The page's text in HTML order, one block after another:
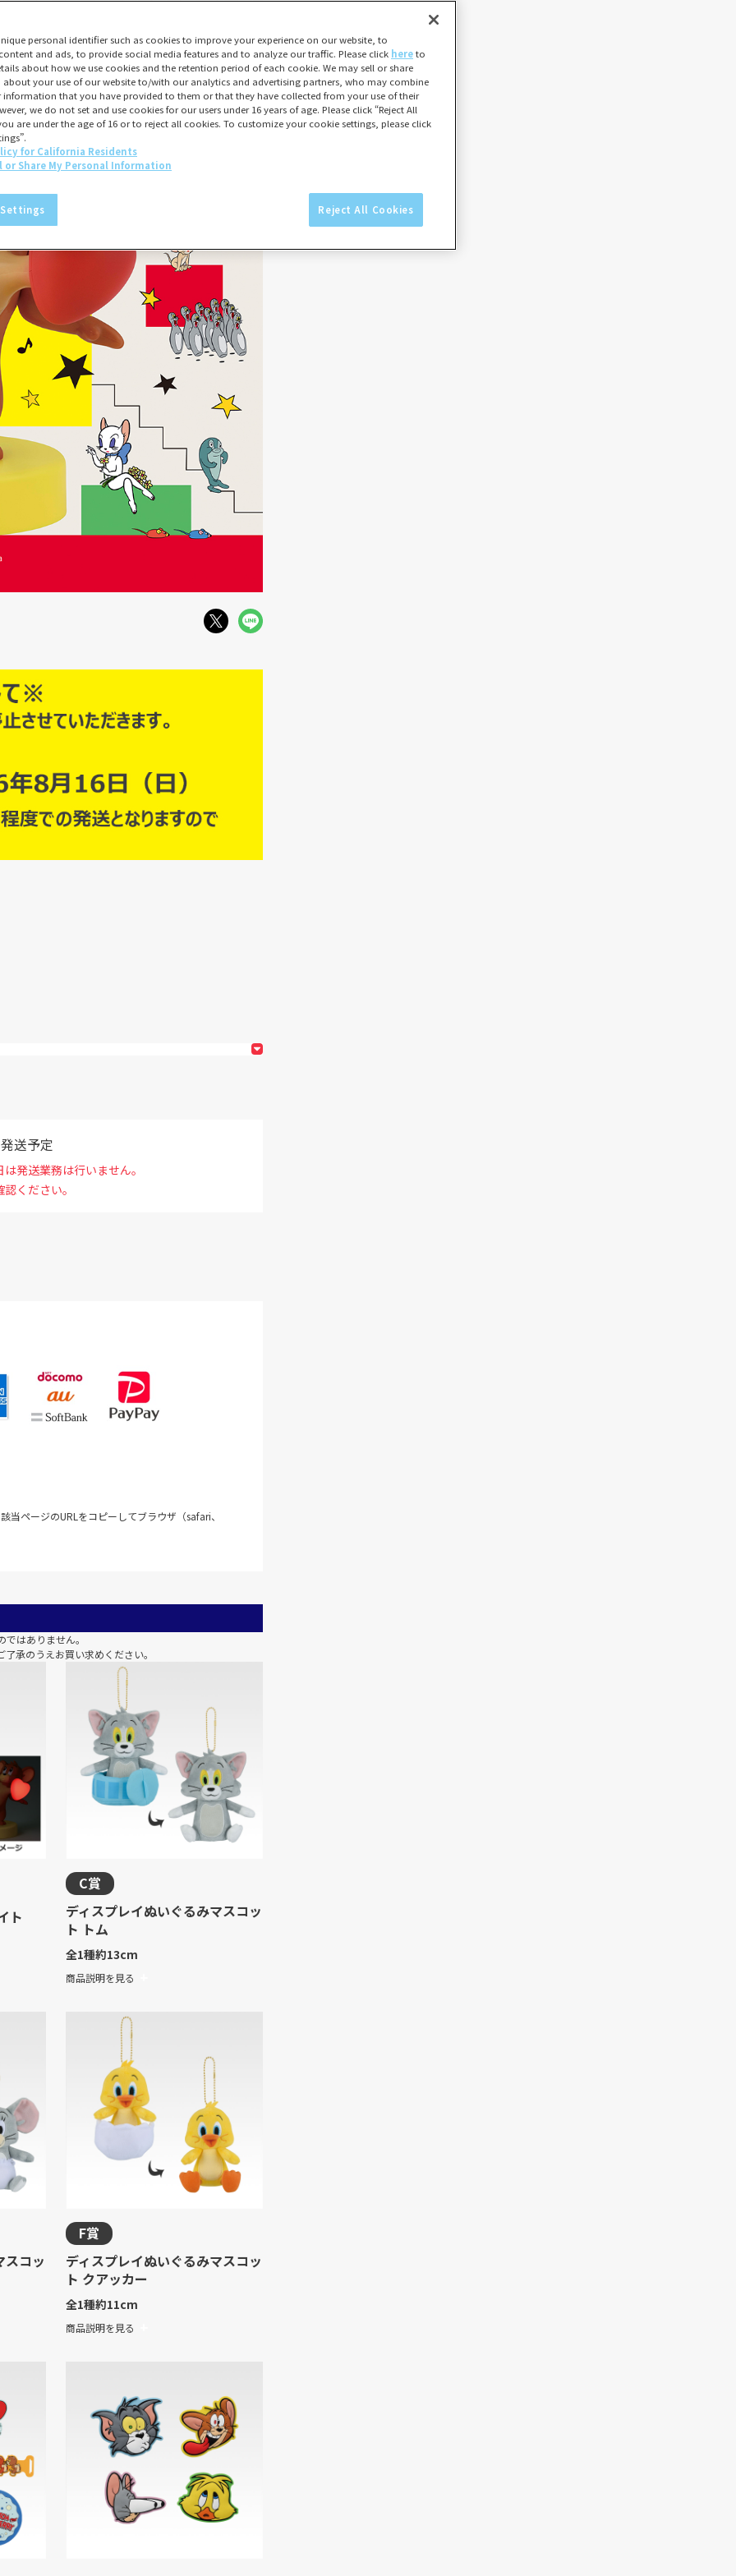
送予定
発送業務は行いません。
ください。
ページのURLをコピーしてブラウザ（safari、
はありません。
承のうえお買い求めください。
ト
C賞
ディスプレイぬいぐるみマスコッ
ト トム
全1種約13cm
商品説明を見る
スコッ
F賞
ディスプレイぬいぐるみマスコッ
ト クアッカー
全1種約11cm
商品説明を見る
personal identifier such as cookies to improve your experience on our website, to
and ads, to provide social media features and to analyze our traffic. Please click hereto
about how we use cookies and the retention period of each cookie. We may sell or share
your use of our website to/with our analytics and advertising partners, who may combine
that you have provided to them or that they have collected from your use of their
we do not set and use cookies for our users under 16 years of age. Please click “Reject All
are under the age of 16 or to reject all cookies. To customize your cookie settings, please click
for California Residents
or Share My Personal Information
Reject All Cookies